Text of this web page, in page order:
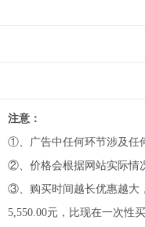
注意：
①、广告中任何环节涉及任
②、价格会根据网站实际情
③、购买时间越长优惠越大
5,550.00元，比现在一次性